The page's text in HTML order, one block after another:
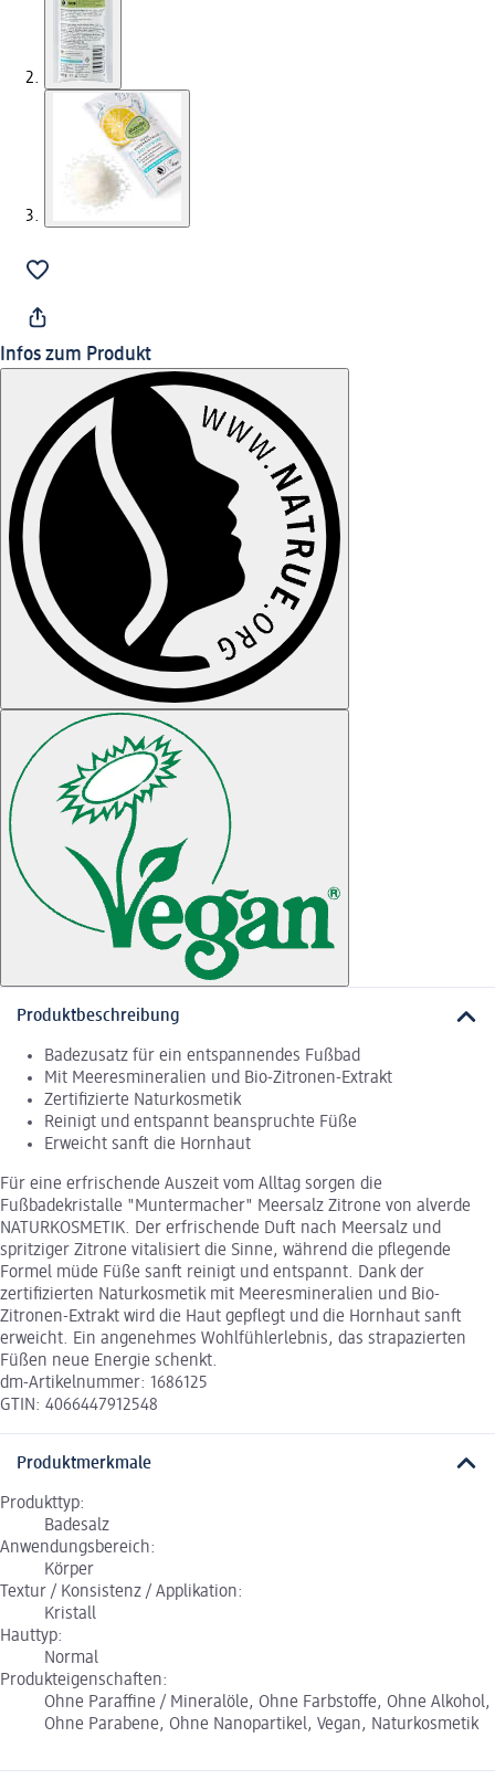
Infos zum Produkt
Produktbeschreibung
Badezusatz für ein entspannendes Fußbad
Mit Meeresmineralien und Bio-Zitronen-Extrakt
Zertifizierte Naturkosmetik
Reinigt und entspannt beanspruchte Füße
Erweicht sanft die Hornhaut
Für eine erfrischende Auszeit vom Alltag sorgen die
Fußbadekristalle "Muntermacher" Meersalz Zitrone von alverde
NATURKOSMETIK. Der erfrischende Duft nach Meersalz und
spritziger Zitrone vitalisiert die Sinne, während die pflegende
Formel müde Füße sanft reinigt und entspannt. Dank der
zertifizierten Naturkosmetik mit Meeresmineralien und Bio-
Zitronen-Extrakt wird die Haut gepflegt und die Hornhaut sanft
erweicht. Ein angenehmes Wohlfühlerlebnis, das strapazierten
Füßen neue Energie schenkt.
dm-Artikelnummer: 1686125
GTIN: 4066447912548
Produktmerkmale
Produkttyp:
Badesalz
Anwendungsbereich:
Körper
Textur / Konsistenz / Applikation:
Kristall
Hauttyp:
Normal
Produkteigenschaften:
Ohne Paraffine / Mineralöle, Ohne Farbstoffe, Ohne Alkohol,
Ohne Parabene, Ohne Nanopartikel, Vegan, Naturkosmetik